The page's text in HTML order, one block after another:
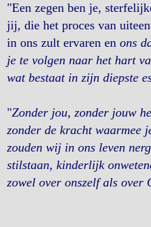
"Een zegen ben je,
jij, die het proces van
in ons zult ervaren en ons
je te volgen naar het hart
wat bestaat in zijn diepste
"Zonder jou, zonder jouw
zonder de kracht waarmee
zouden wij in ons leven
stilstaan, kinderlijk
zowel over onszelf als over